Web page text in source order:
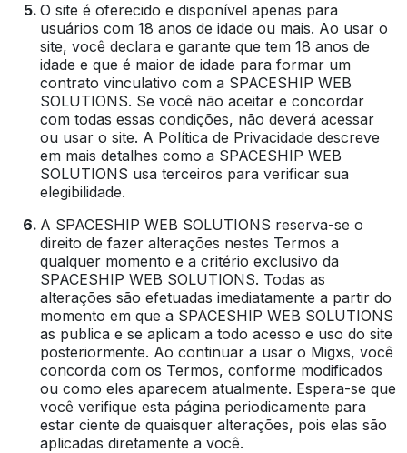
O site é oferecido e disponível apenas para
usuários com 18 anos de idade ou mais. Ao usar o
site, você declara e garante que tem 18 anos de
idade e que é maior de idade para formar um
contrato vinculativo com a SPACESHIP WEB
SOLUTIONS. Se você não aceitar e concordar
com todas essas condições, não deverá acessar
ou usar o site. A Política de Privacidade descreve
em mais detalhes como a SPACESHIP WEB
SOLUTIONS usa terceiros para verificar sua
elegibilidade.
A SPACESHIP WEB SOLUTIONS reserva-se o
direito de fazer alterações nestes Termos a
qualquer momento e a critério exclusivo da
SPACESHIP WEB SOLUTIONS. Todas as
alterações são efetuadas imediatamente a partir do
momento em que a SPACESHIP WEB SOLUTIONS
as publica e se aplicam a todo acesso e uso do site
posteriormente. Ao continuar a usar o Migxs, você
concorda com os Termos, conforme modificados
ou como eles aparecem atualmente. Espera-se que
você verifique esta página periodicamente para
estar ciente de quaisquer alterações, pois elas são
aplicadas diretamente a você.